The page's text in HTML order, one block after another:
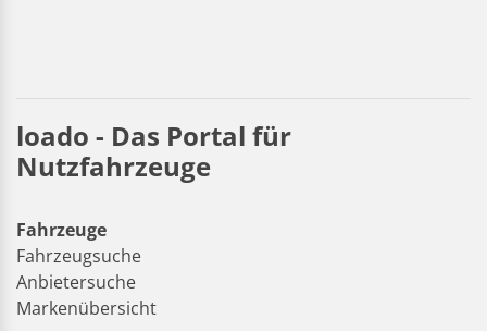
loado - Das Portal für
Nutzfahrzeuge
Fahrzeuge
Fahrzeugsuche
Anbietersuche
Markenübersicht